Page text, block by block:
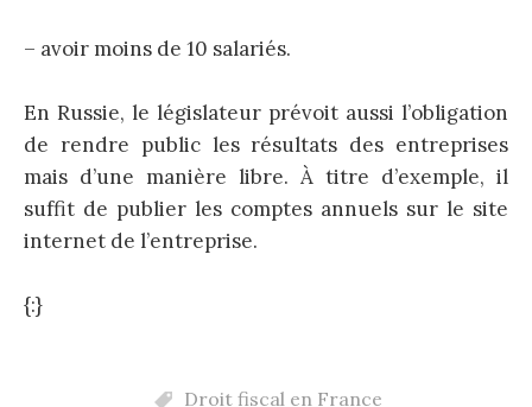
– avoir moins de 10 salariés.
En Russie, le législateur prévoit aussi l’obligation
de rendre public les résultats des entreprises
mais d’une manière libre. À titre d’exemple, il
suffit de publier les comptes annuels sur le site
internet de l’entreprise.
{:}
Droit fiscal en France